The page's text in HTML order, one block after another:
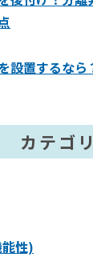
設置するな
カテゴリ
性)